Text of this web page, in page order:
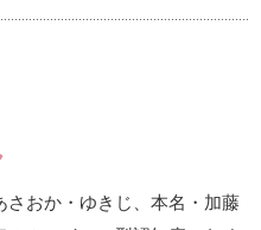
おか・ゆきじ、本名・加藤